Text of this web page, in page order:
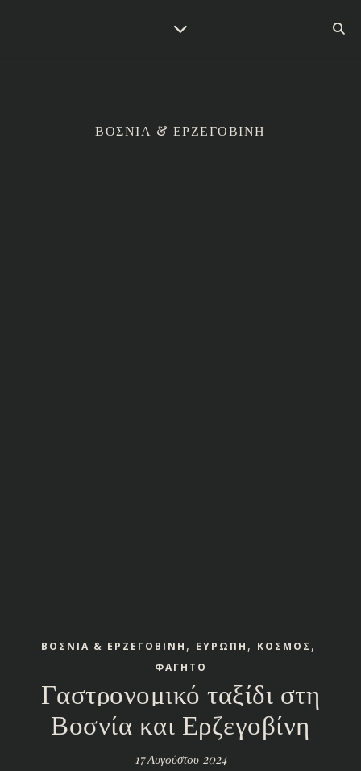
ΒΟΣΝΙΑ & ΕΡΖΕΓΟΒΙΝΗ
ΒΟΣΝΙΑ & ΕΡΖΕΓΟΒΙΝΗ , ΕΥΡΩΠΗ , ΚΟΣΜΟΣ ,
ΦΑΓΗΤΟ
Γαστρονομικό ταξίδι στη
Βοσνία και Ερζεγοβίνη
17 Αυγούστου 2024